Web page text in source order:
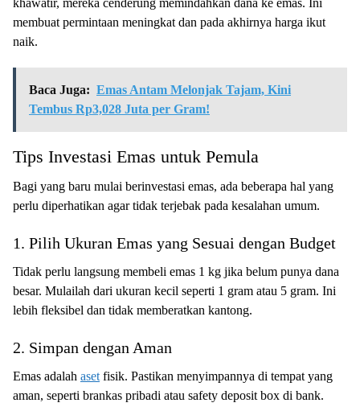
khawatir, mereka cenderung memindahkan dana ke emas. Ini
membuat permintaan meningkat dan pada akhirnya harga ikut
naik.
Baca Juga: Emas Antam Melonjak Tajam, Kini
Tembus Rp3,028 Juta per Gram!
Tips Investasi Emas untuk Pemula
Bagi yang baru mulai berinvestasi emas, ada beberapa hal yang
perlu diperhatikan agar tidak terjebak pada kesalahan umum.
1. Pilih Ukuran Emas yang Sesuai dengan Budget
Tidak perlu langsung membeli emas 1 kg jika belum punya dana
besar. Mulailah dari ukuran kecil seperti 1 gram atau 5 gram. Ini
lebih fleksibel dan tidak memberatkan kantong.
2. Simpan dengan Aman
Emas adalah aset fisik. Pastikan menyimpannya di tempat yang
aman, seperti brankas pribadi atau safety deposit box di bank.